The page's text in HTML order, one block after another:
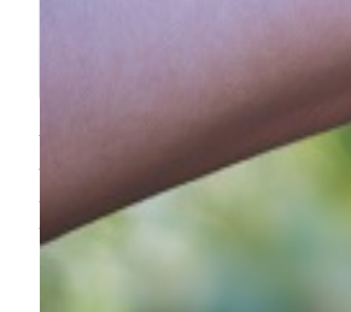
Présentation
Historique